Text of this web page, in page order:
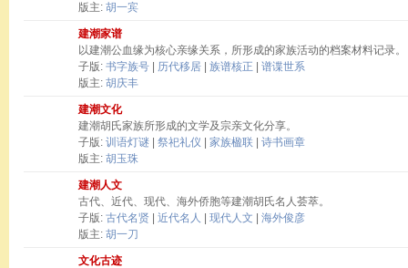
版主: 胡一宾
建潮家谱
以建潮公血缘为核心亲缘关系，所形成的家族活动的档案材料记录。
子版: 书字族号 历代移居 族谱核正
谱谍世系
版主: 胡庆丰
建潮文化
建潮胡氏家族所形成的文学及宗亲文化分享。
子版: 训语灯谜 祭祀礼仪 家族楹联
诗书画章
版主: 胡玉珠
建潮人文
古代、近代、现代、海外侨胞等建潮胡氏名人荟萃。
子版: 古代名贤 近代名人 现代人文
海外俊彦
版主: 胡一刀
文化古迹